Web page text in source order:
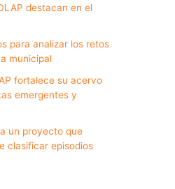
destacan en el
para analizar los retos
municipal
fortalece su acervo
emergentes y
un proyecto que
clasificar episodios